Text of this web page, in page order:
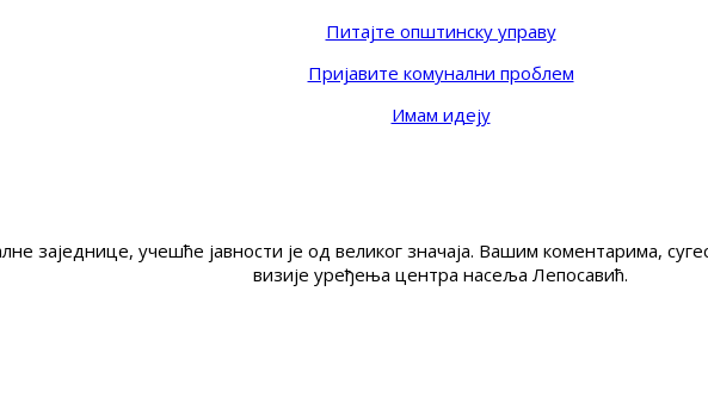
Питајте општинску управу
Пријавите комунални проблем
Имам идеју
заједнице, учешће јавности је од великог значаја. Вашим коментарима,
визије уређења центра насеља Лепосавић.